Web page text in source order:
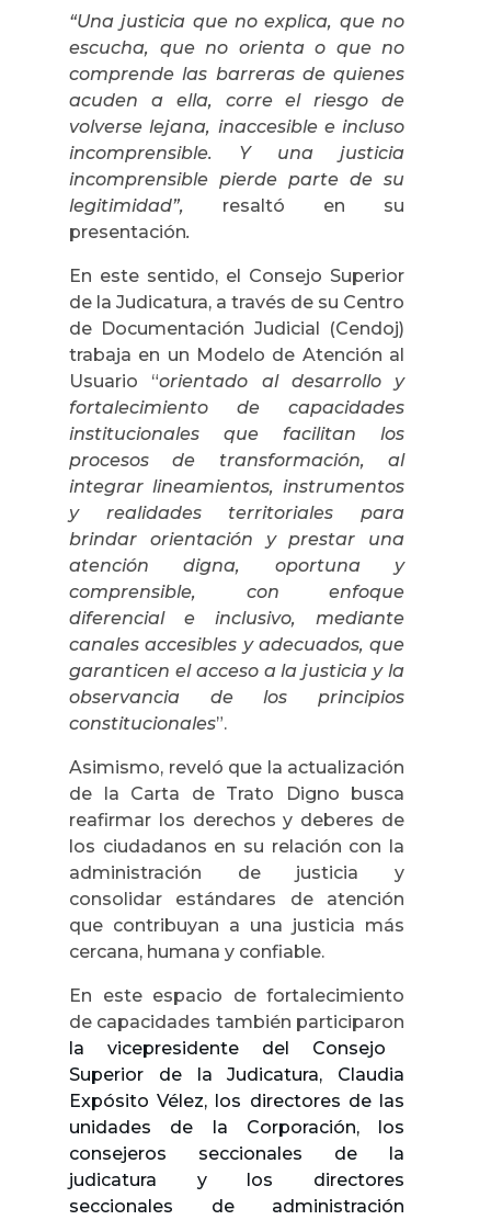
“Una justicia que no explica, que no
escucha, que no orienta o que no
comprende las barreras de quienes
acuden a ella, corre el riesgo de
volverse lejana, inaccesible e incluso
incomprensible. Y una justicia
incomprensible pierde parte de su
legitimidad”, resaltó en su
presentación.
En este sentido, el Consejo Superior
de la Judicatura, a través de su Centro
de Documentación Judicial (Cendoj)
trabaja en un Modelo de Atención al
Usuario “orientado al desarrollo y
fortalecimiento de capacidades
institucionales que facilitan los
procesos de transformación, al
integrar lineamientos, instrumentos
y realidades territoriales para
brindar orientación y prestar una
atención digna, oportuna y
comprensible, con enfoque
diferencial e inclusivo, mediante
canales accesibles y adecuados, que
garanticen el acceso a la justicia y la
observancia de los principios
constitucionales”.
Asimismo, reveló que la actualización
de la Carta de Trato Digno busca
reafirmar los derechos y deberes de
los ciudadanos en su relación con la
administración de justicia y
consolidar estándares de atención
que contribuyan a una justicia más
cercana, humana y confiable.
En este espacio de fortalecimiento
de capacidades también participaron
la vicepresidente del Consejo
Superior de la Judicatura, Claudia
Expósito Vélez, los directores de las
unidades de la Corporación, los
consejeros seccionales de la
judicatura y los directores
seccionales de administración